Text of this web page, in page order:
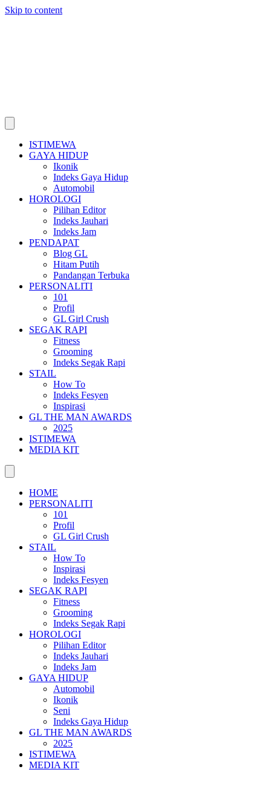
Skip to content
ISTIMEWA
GAYA HIDUP
Ikonik
Indeks Gaya Hidup
Automobil
HOROLOGI
Pilihan Editor
Indeks Jauhari
Indeks Jam
PENDAPAT
Blog GL
Hitam Putih
Pandangan Terbuka
PERSONALITI
101
Profil
GL Girl Crush
SEGAK RAPI
Fitness
Grooming
Indeks Segak Rapi
STAIL
How To
Indeks Fesyen
Inspirasi
GL THE MAN AWARDS
2025
ISTIMEWA
MEDIA KIT
HOME
PERSONALITI
101
Profil
GL Girl Crush
STAIL
How To
Inspirasi
Indeks Fesyen
SEGAK RAPI
Fitness
Grooming
Indeks Segak Rapi
HOROLOGI
Pilihan Editor
Indeks Jauhari
Indeks Jam
GAYA HIDUP
Automobil
Ikonik
Seni
Indeks Gaya Hidup
GL THE MAN AWARDS
2025
ISTIMEWA
MEDIA KIT